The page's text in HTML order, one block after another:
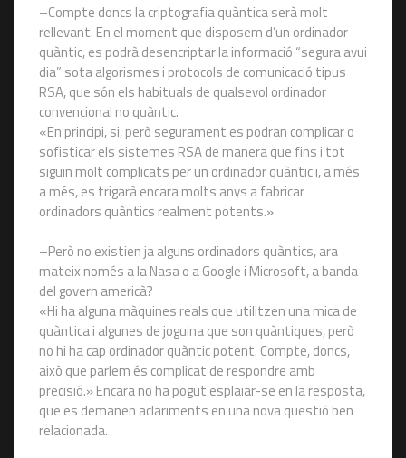
–Compte doncs la criptografia quàntica serà molt
rellevant. En el moment que disposem d’un ordinador
quàntic, es podrà desencriptar la informació “segura avui
dia” sota algorismes i protocols de comunicació tipus
RSA, que són els habituals de qualsevol ordinador
convencional no quàntic.
«En principi, si, però segurament es podran complicar o
sofisticar els sistemes RSA de manera que fins i tot
siguin molt complicats per un ordinador quàntic i, a més
a més, es trigarà encara molts anys a fabricar
ordinadors quàntics realment potents.»
–Però no existien ja alguns ordinadors quàntics, ara
mateix només a la Nasa o a Google i Microsoft, a banda
del govern americà?
«Hi ha alguna màquines reals que utilitzen una mica de
quàntica i algunes de joguina que son quàntiques, però
no hi ha cap ordinador quàntic potent. Compte, doncs,
això que parlem és complicat de respondre amb
precisió.» Encara no ha pogut esplaiar-se en la resposta,
que es demanen aclariments en una nova qüestió ben
relacionada.